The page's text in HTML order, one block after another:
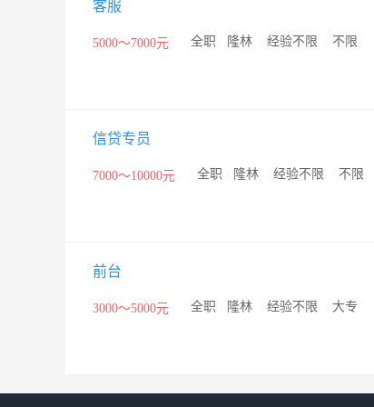
客服
5000～7000元 全职 隆林 经验不限 不限
信贷专员
7000～10000元 全职 隆林 经验不限 不限
前台
3000～5000元 全职 隆林 经验不限 大专